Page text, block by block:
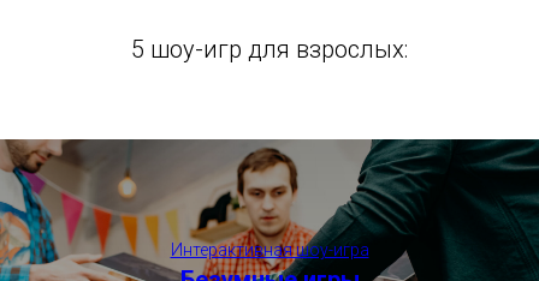
5 шоу-игр для взрослых:
Интерактивная шоу-игра